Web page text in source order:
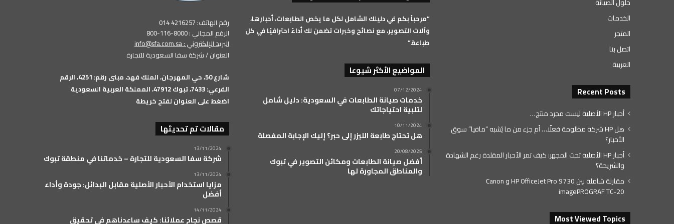
الخدمات
المتجر
اتصل بنا
العربية
Recent Posts
أحبار HP الأصلية ليست مجرد منتج…
هل HP شركة مظلومة فعلًا… أم جزء من ما يُشبه “مافيا” سوق
الأحبار؟
أحبار HP الأصلية تحت المجهر: كيف تمر الأحبار المقلدة رغم الشهادة
والشريحة؟
مقارنة شاملة بين HP OfficeJet Pro 9730 و Canon
imagePROGRAF TC-20
Most Viewed Topics
“مرحباً بكم في دليلك الشامل لكل ما يخص الطابعات، أحبارها،
وآلات التصوير، مع نصائح وخبرات تضمن لك أداءً احترافيًا في كل
طباعة.”
المواضيع الأكثر شيوعا
07/12/2024
خدمات صيانة الطابعات في السعودية: دليل شامل
لتلبية احتياجاتك
10/11/2024
هل تحتاج طابعة الليزر إلى حبر؟ إليك الإجابة المفصلة
20/08/2025
أفضل صيانة الطابعات ومكائن التصوير في تبوك
والمناطق المجاورة لها
رقم الهاتف: 4216257 014
الرقم المجاني : 8000-116-800
البريد الإلكتروني :info@sfa.com.sa
العنوان / شركة سفا السعودية للتجارة
شارع 50، حي المهرجان، الملك فهد، مبنى رقم: 4251، الرقم
الفرعي: 7433، تبوك 47912، المملكة العربية السعودية
اضغط على العنوان لفتح خريطة
مقالات تم تحديثها
13/11/2024
شركة سفا السعودية للتجارة – خدماتنا في منطقة تبوك
13/11/2024
مزايا استخدام الأحبار الأصلية مقابل البدائل: جودة وأداء
أفضل
14/11/2024
قصص نجاح عملائنا: كيف ساعدناهم في تحقيق